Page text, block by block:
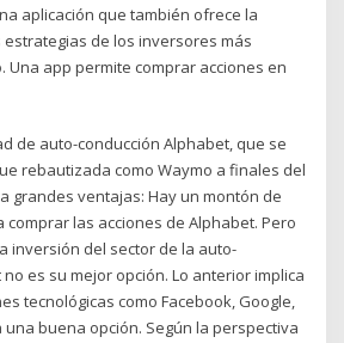
aplicación que también ofrece la
de los inversores más
Una app permite comprar acciones en
de auto-conducción Alphabet, que se
rebautizada como Waymo a finales del
grandes ventajas: Hay un montón de
las acciones de Alphabet. Pero
inversión del sector de la auto-
es su mejor opción. Lo anterior implica
tecnológicas como Facebook, Google,
una buena opción. Según la perspectiva